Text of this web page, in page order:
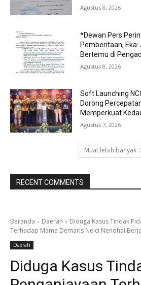
Agustus 8, 2026
*Dewan Pers
Pemberitaan, Eka:
Bertemu di
Agustus 8, 2026
Soft Launching
Dorong
Memperkuat
Agustus 7, 2026
Muat lebih banyak
RECENT COMMENTS